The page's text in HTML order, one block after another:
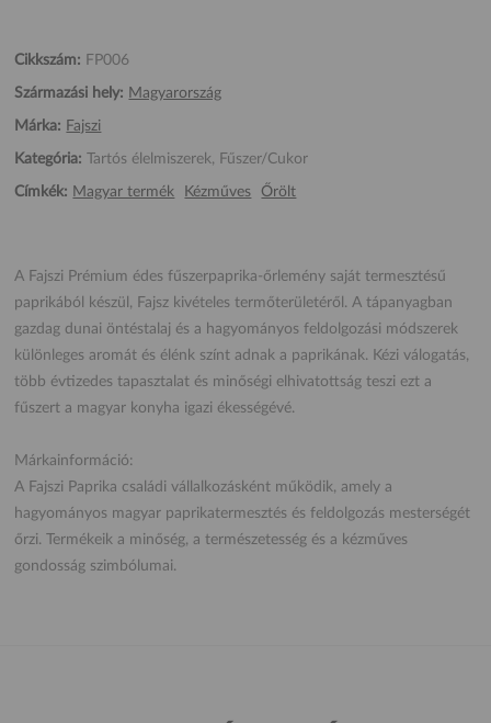
Cikkszám: FP006
Származási hely: Magyarország
Márka: Fajszi
Kategória: Tartós élelmiszerek, Fűszer/Cukor
Címkék: Magyar termék Kézműves Őrölt
A Fajszi Prémium édes fűszerpaprika-őrlemény saját termesztésű
paprikából készül, Fajsz kivételes termőterületéről. A tápanyagban
gazdag dunai öntéstalaj és a hagyományos feldolgozási módszerek
különleges aromát és élénk színt adnak a paprikának. Kézi válogatás,
több évtizedes tapasztalat és minőségi elhivatottság teszi ezt a
fűszert a magyar konyha igazi ékességévé.
Márkainformáció:
A Fajszi Paprika családi vállalkozásként működik, amely a
hagyományos magyar paprikatermesztés és feldolgozás mesterségét
őrzi. Termékeik a minőség, a természetesség és a kézműves
gondosság szimbólumai.